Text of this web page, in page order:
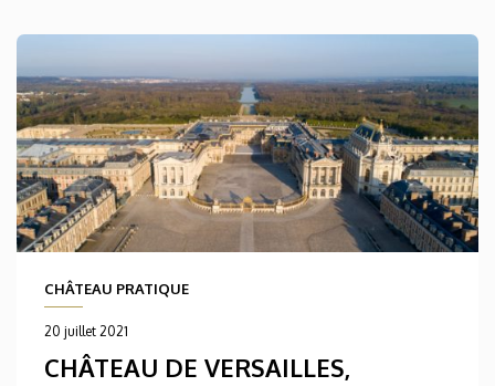
CHÂTEAU PRATIQUE
20 juillet 2021
CHÂTEAU DE VERSAILLES,